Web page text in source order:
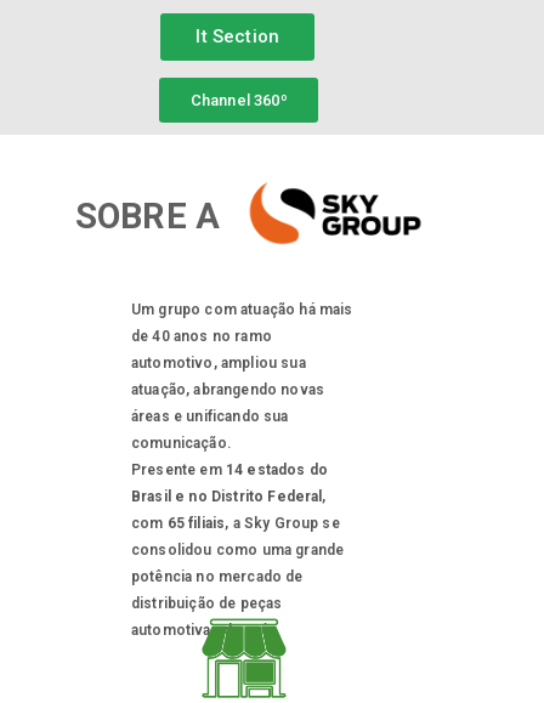
It Section
Channel 360º
SOBRE A
Um grupo com atuação há mais
de 40 anos no ramo
automotivo, ampliou sua
atuação, abrangendo novas
áreas e unificando sua
comunicação.
Presente em 14 estados do
Brasil e no Distrito Federal ,
com 65 filiais, a Sky Group se
consolidou como uma grande
potência no mercado de
distribuição de peças
automotivas do país.